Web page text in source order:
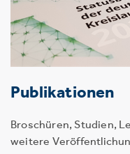
Publikationen
Broschüren, Studien,
weitere